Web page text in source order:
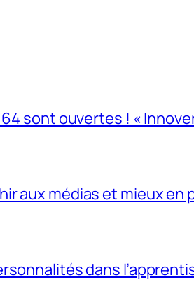
sont ouvertes ! «
aux médias et mieux en
dans